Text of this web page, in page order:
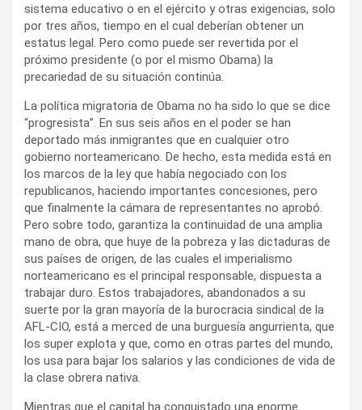
sistema educativo o en el ejército y otras exigencias, solo
por tres años, tiempo en el cual deberían obtener un
estatus legal. Pero como puede ser revertida por el
próximo presidente (o por el mismo Obama) la
precariedad de su situación continúa.
La política migratoria de Obama no ha sido lo que se dice
“progresista”. En sus seis años en el poder se han
deportado más inmigrantes que en cualquier otro
gobierno norteamericano. De hecho, esta medida está en
los marcos de la ley que había negociado con los
republicanos, haciendo importantes concesiones, pero
que finalmente la cámara de representantes no aprobó.
Pero sobre todo, garantiza la continuidad de una amplia
mano de obra, que huye de la pobreza y las dictaduras de
sus países de origen, de las cuales el imperialismo
norteamericano es el principal responsable, dispuesta a
trabajar duro. Estos trabajadores, abandonados a su
suerte por la gran mayoría de la burocracia sindical de la
AFL-CIO, está a merced de una burguesía angurrienta, que
los super explota y que, como en otras partes del mundo,
los usa para bajar los salarios y las condiciones de vida de
la clase obrera nativa.
Mientras que el capital ha conquistado una enorme